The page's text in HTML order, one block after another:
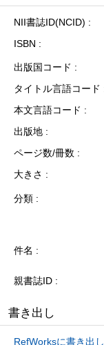
NII書誌ID(NCID)
ISBN
出版国コード
タイトル言語コード
本文言語コード
出版地
ページ数/冊数
大きさ
分類
件名
親書誌ID
書き出し
RefWorksに書き出し